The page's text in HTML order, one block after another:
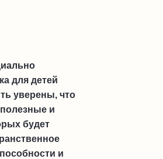
для детей
уверены, что
и
будет
и